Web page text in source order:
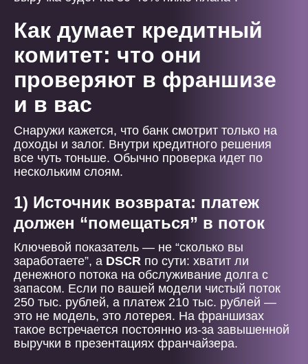
Как думает кредитный
комитет: что они
проверяют в франшизе
и в вас
Снаружи кажется, что банк смотрит только на
доходы и залог. Внутри кредитного решения
все чуть тоньше. Обычно проверка идет по
нескольким слоям.
1) Источник возврата: платеж
должен “помещаться” в поток
Ключевой показатель — не “сколько вы
заработаете”, а DSCR по сути: хватит ли
денежного потока на обслуживание долга с
запасом. Если по вашей модели чистый поток
250 тыс. рублей, а платеж 210 тыс. рублей —
это не модель, это лотерея. На франшизах
такое встречается постоянно из-за завышенной
выручки в презентациях франчайзера.